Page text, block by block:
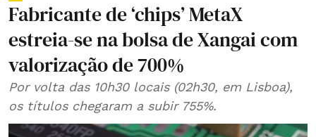
Fabricante de ‘chips’ MetaX
estreia-se na bolsa de Xangai com
valorização de 700%
Por volta das 10h30 locais (02h30, em Lisboa),
os títulos chegaram a subir 755%.